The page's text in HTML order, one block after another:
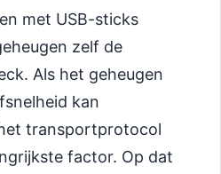
met USB-sticks
zelf de
Als het geheugen
kan
transportprotocol
factor. Op dat